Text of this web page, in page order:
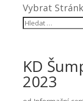
Vybrat
KD
2023